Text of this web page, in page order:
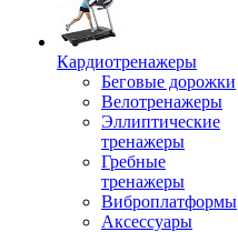
Кардиотренажеры
Беговые дорожки
Велотренажеры
Эллиптические
тренажеры
Гребные
тренажеры
Виброплатформы
Аксессуары